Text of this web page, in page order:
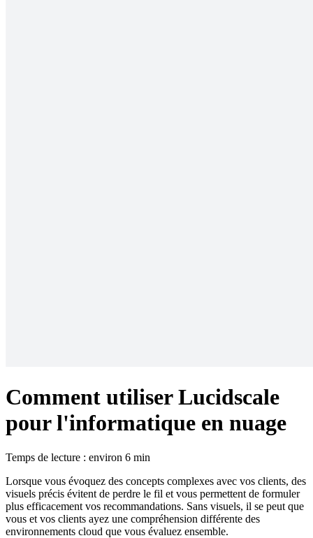
Comment utiliser Lucidscale
pour l'informatique en nuage
Temps de lecture : environ 6 min
Lorsque vous évoquez des concepts complexes avec vos clients, des
visuels précis évitent de perdre le fil et vous permettent de formuler
plus efficacement vos recommandations. Sans visuels, il se peut que
vous et vos clients ayez une compréhension différente des
environnements cloud que vous évaluez ensemble.